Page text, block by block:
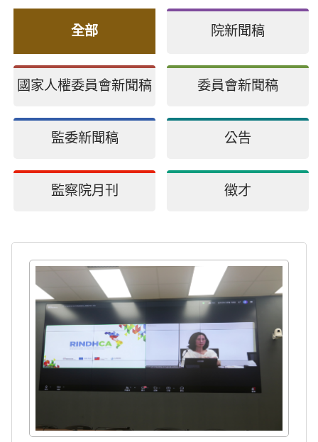
全部 院新聞稿
國家人權委員會新聞稿 委員會新聞稿
監委新聞稿 公告
監察院月刊 徵才